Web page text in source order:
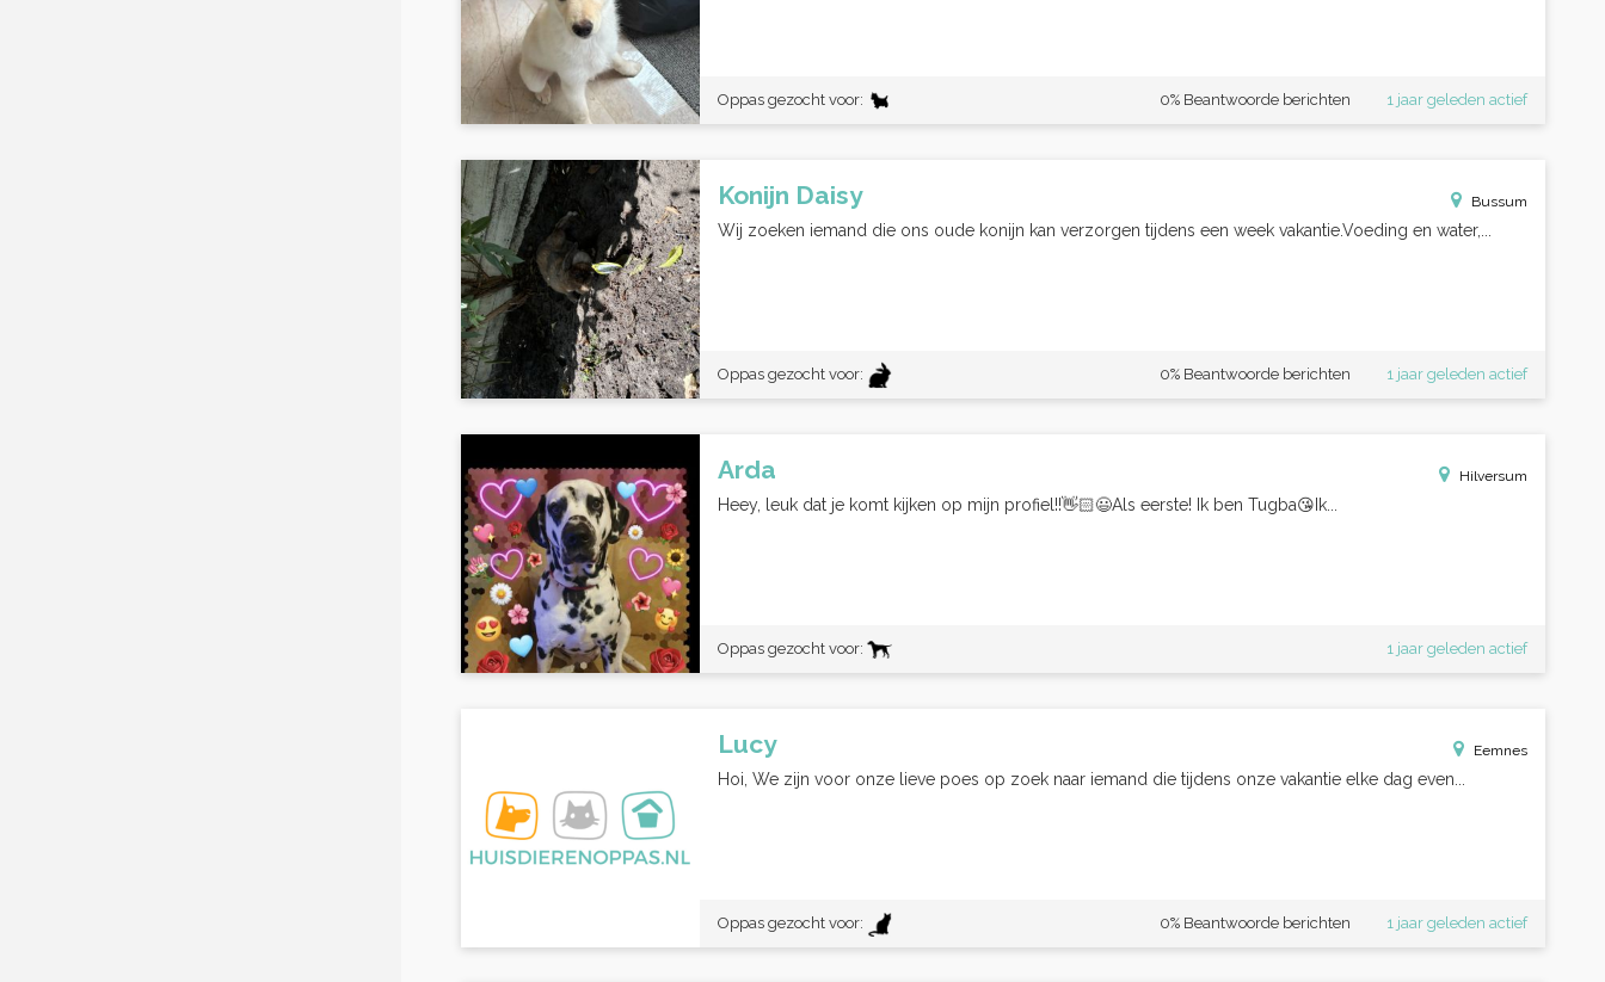
Oppas gezocht voor: 1 jaar geleden actief
0% Beantwoorde berichten
Konijn Daisy Bussum
Wij zoeken iemand die ons oude konijn kan verzorgen tijdens een week vakantie.Voeding en water,...
Oppas gezocht voor: 1 jaar geleden actief
0% Beantwoorde berichten
Arda Hilversum
Heey, leuk dat je komt kijken op mijn profiel!!👋🏻😃Als eerste! Ik ben Tugba😘Ik...
Oppas gezocht voor: 1 jaar geleden actief
Lucy Eemnes
Hoi, We zijn voor onze lieve poes op zoek naar iemand die tijdens onze vakantie elke dag even...
Oppas gezocht voor: 1 jaar geleden actief
0% Beantwoorde berichten